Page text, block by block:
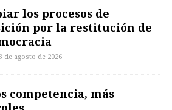
los procesos de
por la restitución de
de agosto de 2026
competencia, más